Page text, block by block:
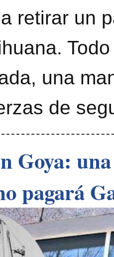
retirar un
una
de
Goya:
pagará